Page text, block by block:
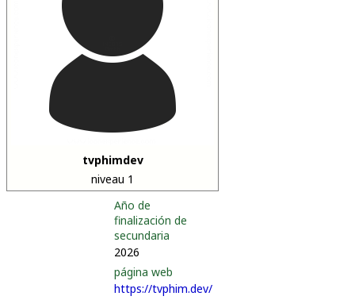
tvphimdev
niveau 1
Año de
finalización de
secundaria
2026
página web
https://tvphim.dev/